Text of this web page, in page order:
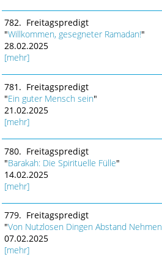
782. Freitagspredigt
"Willkommen, gesegneter Ramadan!"
28.02.2025
[mehr]
781. Freitagspredigt
"Ein guter Mensch sein"
21.02.2025
[mehr]
780. Freitagspredigt
"Barakah: Die Spirituelle Fülle"
14.02.2025
[mehr]
779. Freitagspredigt
"Von Nutzlosen Dingen Abstand Nehmen
07.02.2025
[mehr]